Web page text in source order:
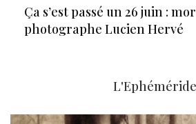
Ça s’est passé un 26 juin :
photographe Lucien Hervé
L'Ephéméride